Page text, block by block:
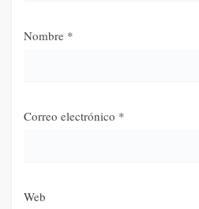
Nombre *
Correo electrónico *
Web